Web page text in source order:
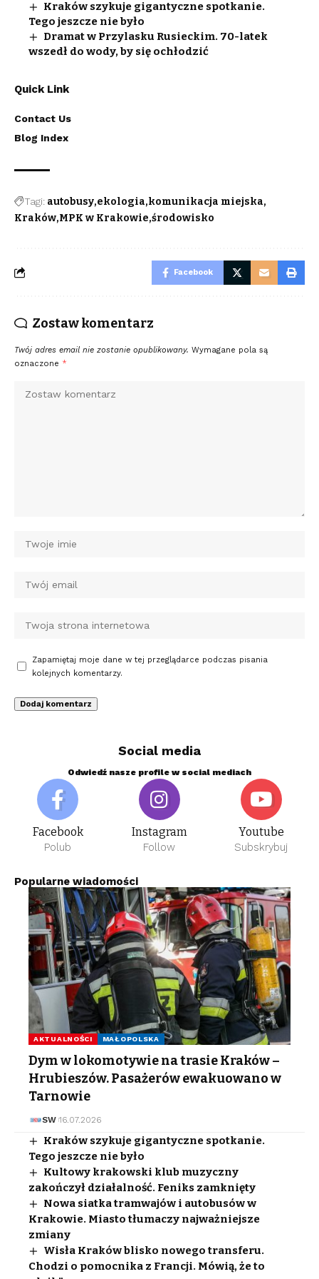
Kraków szykuje gigantyczne spotkanie.
Tego jeszcze nie było
Dramat w Przylasku Rusieckim. 70-latek
wszedł do wody, by się ochłodzić
Quick Link
Contact Us
Blog Index
Tagi: autobusy ekologia komunikacja miejska
Kraków MPK w Krakowie środowisko
Facebook
Zostaw komentarz
Twój adres email nie zostanie opublikowany. Wymagane pola są
oznaczone *
Zapamiętaj moje dane w tej przeglądarce podczas pisania
kolejnych komentarzy.
Social media
Odwiedź nasze profile w social mediach
Facebook
Polub
Instagram
Follow
Youtube
Subskrybuj
Popularne wiadomości
AKTUALNOŚCI MAŁOPOLSKA
Dym w lokomotywie na trasie Kraków –
Hrubieszów. Pasażerów ewakuowano w
Tarnowie
SW 16.07.2026
Kraków szykuje gigantyczne spotkanie.
Tego jeszcze nie było
Kultowy krakowski klub muzyczny
zakończył działalność. Feniks zamknięty
Nowa siatka tramwajów i autobusów w
Krakowie. Miasto tłumaczy najważniejsze
zmiany
Wisła Kraków blisko nowego transferu.
Chodzi o pomocnika z Francji. Mówią, że to